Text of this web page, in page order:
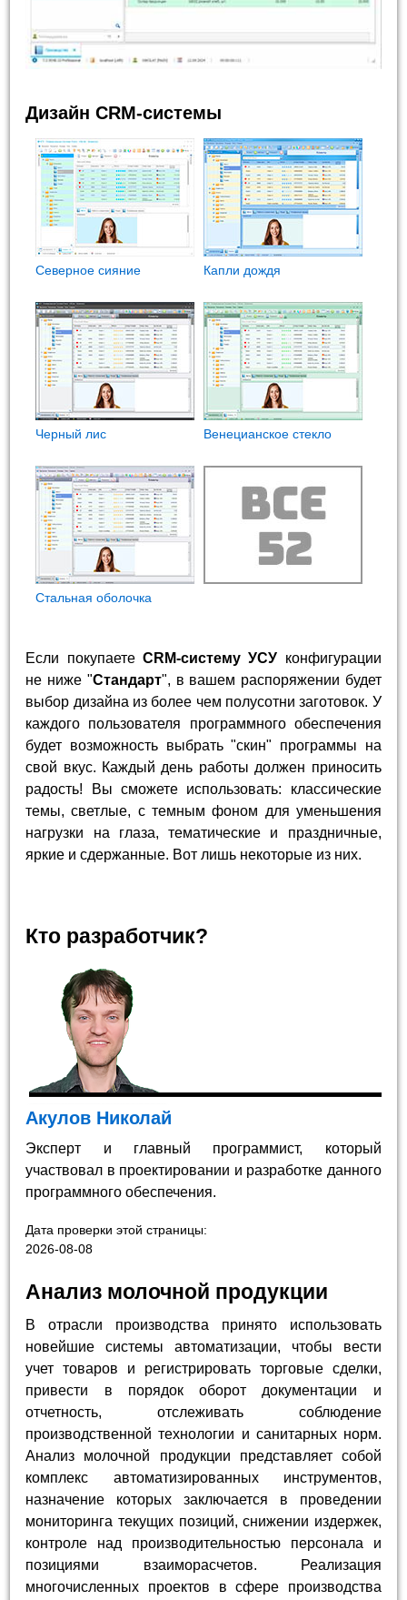
Дизайн CRM-системы
Северное сияние Капли дождя
Черный лис Венецианское стекло
Стальная оболочка
Если покупаете CRM-систему УСУ конфигурации
не ниже "Стандарт", в вашем распоряжении будет
выбор дизайна из более чем полусотни заготовок. У
каждого пользователя программного обеспечения
будет возможность выбрать "скин" программы на
свой вкус. Каждый день работы должен приносить
радость! Вы сможете использовать: классические
темы, светлые, с темным фоном для уменьшения
нагрузки на глаза, тематические и праздничные,
яркие и сдержанные. Вот лишь некоторые из них.
Кто разработчик?
Акулов Николай
Эксперт и главный программист, который
участвовал в проектировании и разработке данного
программного обеспечения.
Дата проверки этой страницы:
2026-08-08
Анализ молочной продукции
В отрасли производства принято использовать
новейшие системы автоматизации, чтобы вести
учет товаров и регистрировать торговые сделки,
привести в порядок оборот документации и
отчетность, отслеживать соблюдение
производственной технологии и санитарных норм.
Анализ молочной продукции представляет собой
комплекс автоматизированных инструментов,
назначение которых заключается в проведении
мониторинга текущих позиций, снижении издержек,
контроле над производительностью персонала и
позициями взаиморасчетов. Реализация
многочисленных проектов в сфере производства